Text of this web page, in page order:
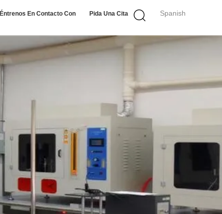
Spanish
Éntrenos En Contacto Con Pida Una Cita